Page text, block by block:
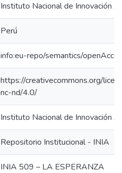
Instituto Nacional de Innovación
Perú
info:eu-repo/semantics/
https://creativecommons.org/
nc-nd/4.0/
Instituto Nacional de Innovación
Repositorio Institucional - INIA
INIA 509 – LA ESPERANZA